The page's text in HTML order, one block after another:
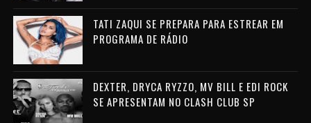
TATI ZAQUI SE PREPARA PARA ESTREAR EM
PROGRAMA DE RÁDIO
DEXTER, DRYCA RYZZO, MV BILL E EDI ROCK
SE APRESENTAM NO CLASH CLUB SP